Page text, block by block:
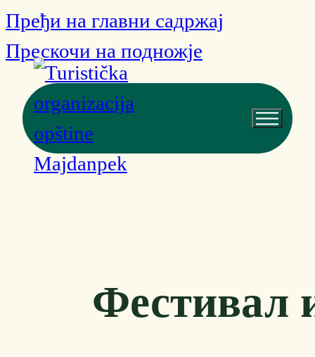
Пређи на главни садржај
Прескочи на подножје
Фестивал